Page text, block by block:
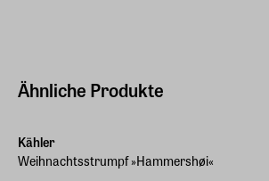
Ähnliche Produkte
Kähler
Weihnachtsstrumpf »Hammershøi«